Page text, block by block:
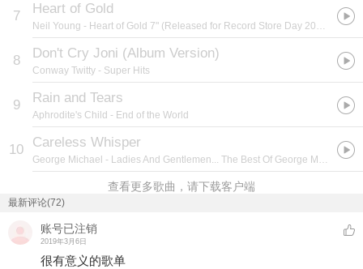
7 Heart of Gold
Neil Young - Heart of Gold 7" (Released for Record Store Day 2010)
8 Don't Cry Joni (Album Version)
Conway Twitty - Super Hits
9 Rain and Tears
Aphrodite's Child - End of the World
10 Careless Whisper
George Michael - Ladies And Gentlemen... The Best Of George Michael
查看更多歌曲，请下载客户端
最新评论(72)
账号已注销
2019年3月6日
很有意义的歌单